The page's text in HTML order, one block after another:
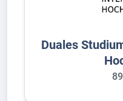
Duales